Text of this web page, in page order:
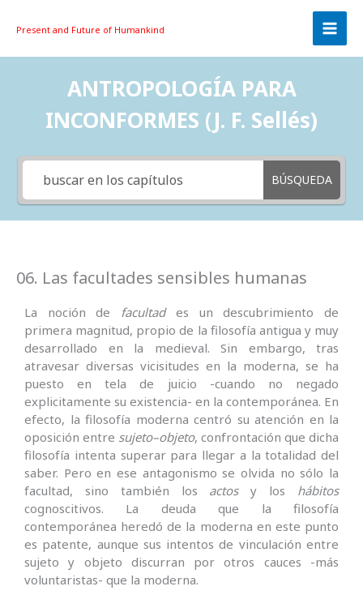
Present and Future of Humankind
ANTROPOLOGÍA PARA
INCONFORMES (J. F. Sellés)
BÚSQUEDA
06. Las facultades sensibles humanas
La noción de facultades un descubrimiento de
primera magnitud, propio de la filosofía antigua y muy
desarrollado en la medieval. Sin embargo, tras
atravesar diversas vicisitudes en la moderna, se ha
puesto en tela de juicio -cuando no negado
explicitamente su existencia- en la contemporánea. En
efecto, la filosofía moderna centró su atención en la
oposición entre sujeto–objeto, confrontación que dicha
filosofía intenta superar para llegar a la totalidad del
saber. Pero en ese antagonismo se olvida no sólo la
facultad, sino también los actosy los hábitos
cognoscitivos. La deuda que la filosofía
contemporánea heredó de la moderna en este punto
es patente, aunque sus intentos de vinculación entre
sujeto y objeto discurran por otros cauces -más
voluntaristas- que la moderna.